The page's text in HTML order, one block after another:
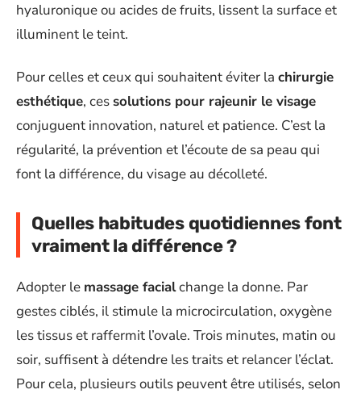
hyaluronique ou acides de fruits, lissent la surface et
illuminent le teint.
Pour celles et ceux qui souhaitent éviter la chirurgie
esthétique, ces solutions pour rajeunir le visage
conjuguent innovation, naturel et patience. C’est la
régularité, la prévention et l’écoute de sa peau qui
font la différence, du visage au décolleté.
Quelles habitudes quotidiennes font
vraiment la différence ?
Adopter le massage facialchange la donne. Par
gestes ciblés, il stimule la microcirculation, oxygène
les tissus et raffermit l’ovale. Trois minutes, matin ou
soir, suffisent à détendre les traits et relancer l’éclat.
Pour cela, plusieurs outils peuvent être utilisés, selon